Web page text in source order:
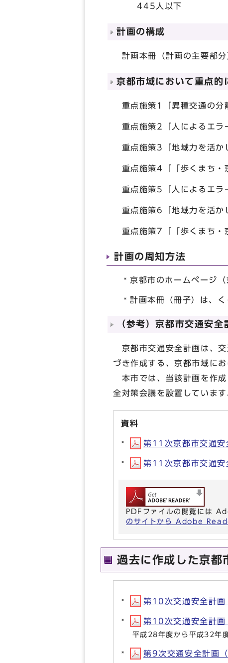
445人以下
計画の構成
計画本冊（計画の主要部
京都市域において重点的
重点施策1「異種交通の分
重点施策2「人によるエラ
重点施策3「地域力を活か
重点施策4「「歩くまち・
重点施策5「人によるエラ
重点施策6「地域力を活か
重点施策7「「歩くまち・
計画の周知方法
京都市のホームページ
計画本冊（冊子）は、
（参考）京都市交通安
京都市交通安全計画は、交
づき作成する、京都市域に
本市では、当該計画を作成
全対策会議を設置しています
資料
第11次京都市交通
第11次京都市交通
PDFファイルの閲覧には
のサイトから Adobe
過去に作成した京都
第10次交通安全計
第10次交通安全計
平成28年度から平成32年
第9次交通安全計画